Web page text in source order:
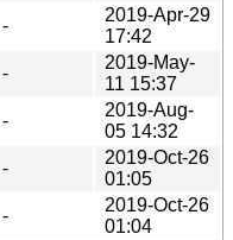
-
2019-Apr-29
17:42
-
2019-May-
11 15:37
-
2019-Aug-
05 14:32
-
2019-Oct-26
01:05
-
2019-Oct-26
01:04